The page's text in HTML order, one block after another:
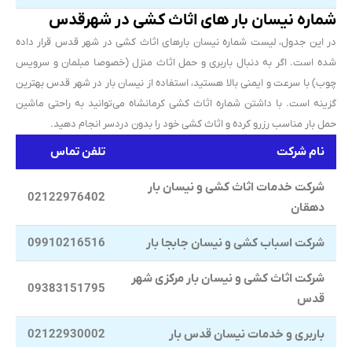
شماره نیسان بار های اثاث کشی در شهرقدس
در این جدول، لیست شماره نیسان بارهای اثاث کشی در شهر قدس قرار داده
شده است. اگر به دنبال باربری و حمل اثاث منزل (خصوصا مبلمان و سرویس
چوب) با سرعت و ایمنی بالا هستید، استفاده از نیسان بار در شهر قدس بهترین
گزینه است. با داشتن شماره اثاث کشی کرمانشاه می‌توانید به راحتی ماشین
حمل بار مناسب رزرو کرده و اثاث کشی خود را بدون دردسر انجام دهید.
نام شرکت تلفن تماس
شرکت خدمات اثاث کشی و نیسان بار
دهقان
02122976402
شرکت اسباب کشی و نیسان جابجا بار 09910216516
شرکت اثاث کشی و نیسان بار مرکزی شهر
قدس
09383151795
باربری و خدمات نیسان قدس بار 02122930002